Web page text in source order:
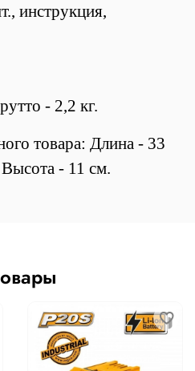
инструкция,
- 2,2 кг.
товара: Длина - 33
- 11 см.